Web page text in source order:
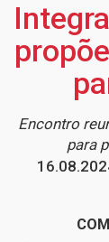
Encontro
para